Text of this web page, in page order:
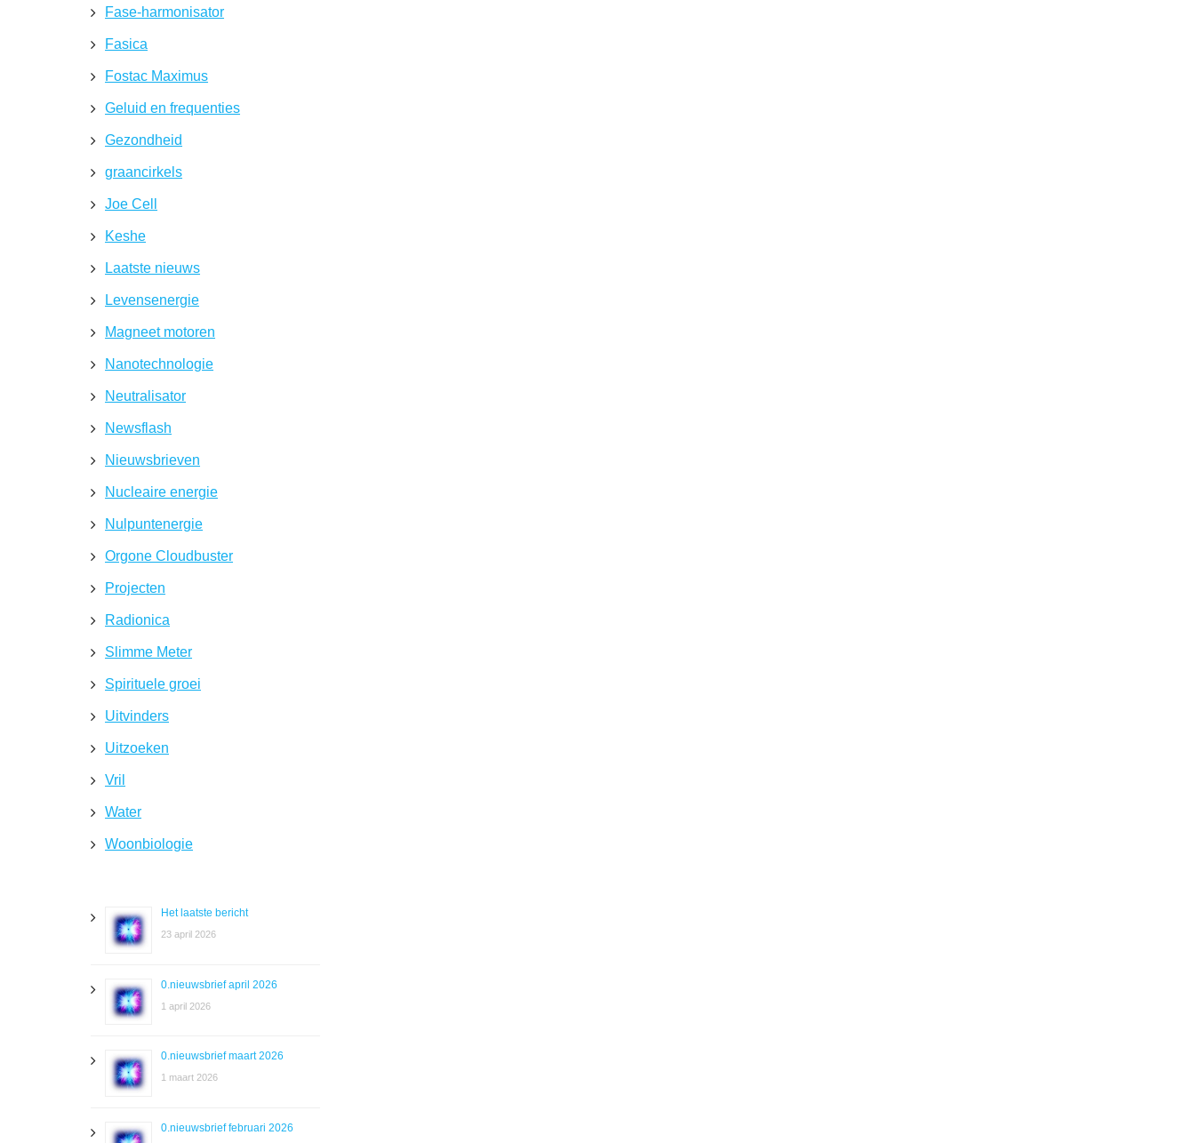
Fase-harmonisator
Fasica
Fostac Maximus
Geluid en frequenties
Gezondheid
graancirkels
Joe Cell
Keshe
Laatste nieuws
Levensenergie
Magneet motoren
Nanotechnologie
Neutralisator
Newsflash
Nieuwsbrieven
Nucleaire energie
Nulpuntenergie
Orgone Cloudbuster
Projecten
Radionica
Slimme Meter
Spirituele groei
Uitvinders
Uitzoeken
Vril
Water
Woonbiologie
Het laatste bericht
23 april 2026
0.nieuwsbrief april 2026
1 april 2026
0.nieuwsbrief maart 2026
1 maart 2026
0.nieuwsbrief februari 2026